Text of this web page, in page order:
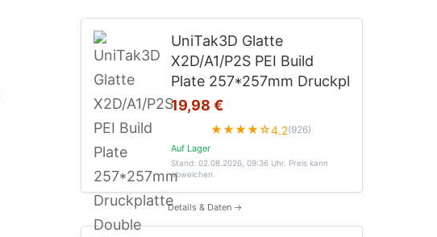
UniTak3D Glatte
X2D/A1/P2S PEI Build
Plate 257*257mm Druckpl
19,98 €
★★★★☆4.2(926)
Auf Lager
Stand: 02.08.2026, 09:36 Uhr. Preis kann
abweichen.
Details & Daten →